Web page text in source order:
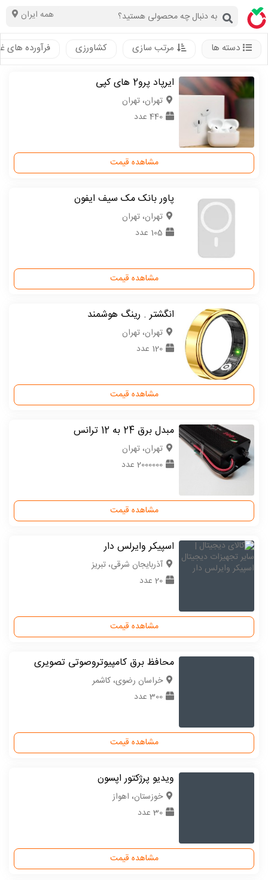
همه ایران
دسته ها مرتب سازی کشاورزی فرآورده های
ایرپاد پرو2 های کپی
تهران، تهران
440 عدد
مشاهده قیمت
پاور بانک مک سیف ایفون
تهران، تهران
105 عدد
مشاهده قیمت
انگشتر . رینگ هوشمند
تهران، تهران
120 عدد
مشاهده قیمت
مبدل برق 24 به 12 ترانس
تهران، تهران
2000000 عدد
مشاهده قیمت
اسپیکر وایرلس دار
آذربایجان شرقی، تبریز
20 عدد
مشاهده قیمت
محافظ برق کامپیوتروصوتی تصویری
خراسان رضوی، کاشمر
300 عدد
مشاهده قیمت
ویدیو پرژکتور اپسون
خوزستان، اهواز
30 عدد
مشاهده قیمت